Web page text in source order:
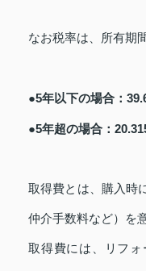
なお税率は、所有期
●5年以下の場合：
●5年超の場合：
取得費とは、購入時
仲介手数料など）を
取得費には、リフ